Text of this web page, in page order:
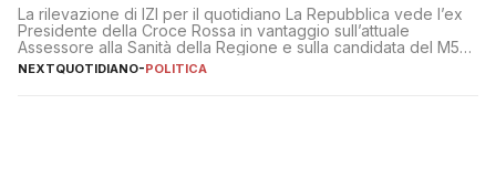
La rilevazione di IZI per il quotidiano La Repubblica vede l’ex
Presidente della Croce Rossa in vantaggio sull’attuale
Assessore alla Sanità della Regione e sulla candidata del M5S
Donatella Bianchi
NEXTQUOTIDIANO-POLITICA